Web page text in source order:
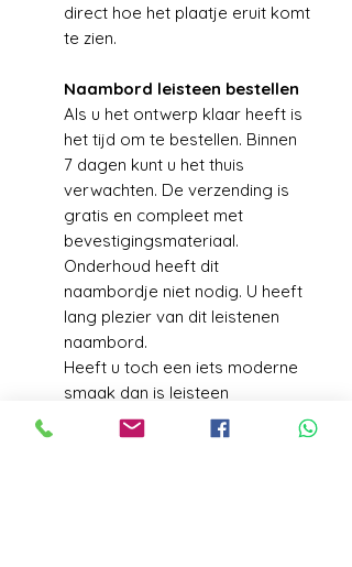
direct hoe het plaatje eruit komt
te zien.
Naambord leisteen bestellen
Als u het ontwerp klaar heeft is
het tijd om te bestellen. Binnen
7 dagen kunt u het thuis
verwachten. De verzending is
gratis en compleet met
bevestigingsmateriaal.
Onderhoud heeft dit
naambordje niet nodig. U heeft
lang plezier van dit leistenen
naambord.
Heeft u toch een iets moderne
smaak dan is leisteen
gecombineerd met een RVS
voorplaat vast iets voor u.